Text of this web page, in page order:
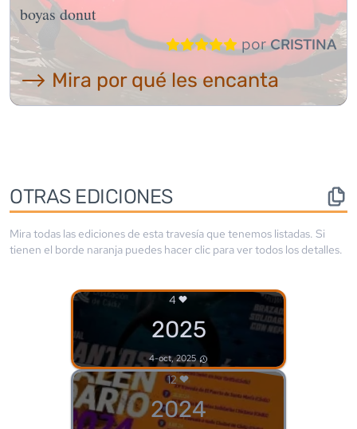
boyas donut
porCRISTINA
⟶ Mira por qué les encanta
OTRAS EDICIONES
Mira todas las ediciones de esta travesía que tenemos listadas. Si
tienen el borde naranja puedes hacer clic para ver todos los detalles.
4
2025
4-oct, 2025
12
2024